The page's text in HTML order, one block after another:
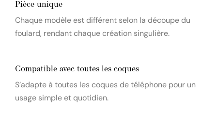
Pièce unique
Chaque modèle est différent selon la découpe du
foulard, rendant chaque création singulière.
Compatible avec toutes les coques
S’adapte à toutes les coques de téléphone pour un
usage simple et quotidien.